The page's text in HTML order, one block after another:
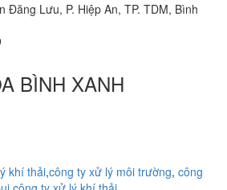
Đăng Lưu, P. Hiệp An, TP. TDM, Bình
BÌNH XANH
khí thải,công ty xử lý môi trường, công